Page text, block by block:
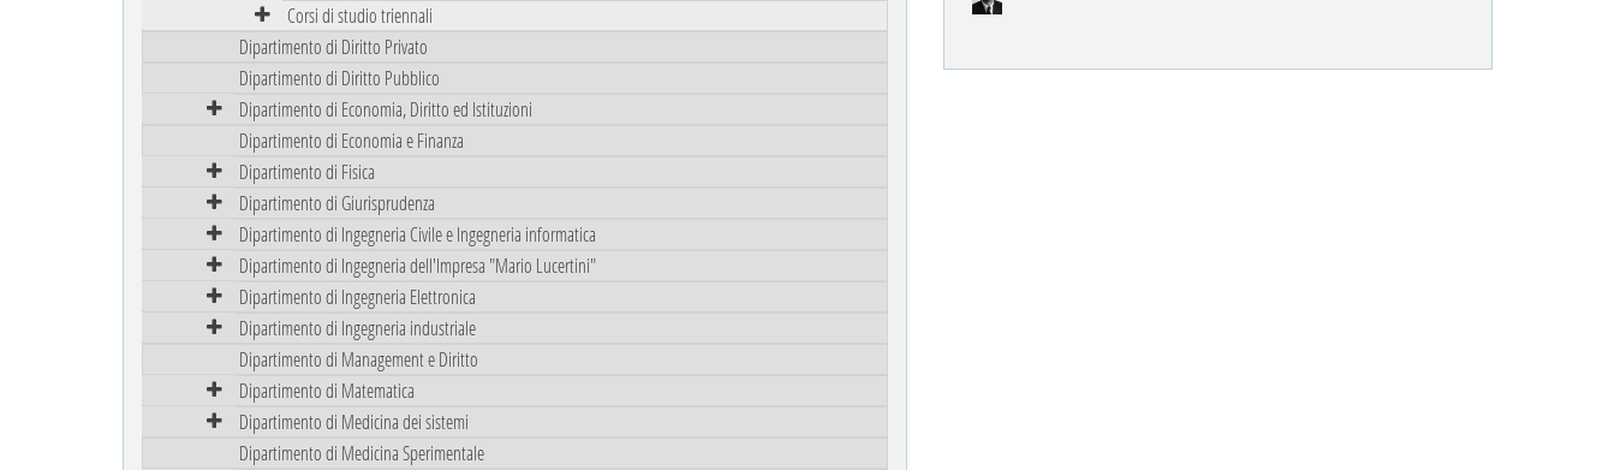
Corsi di studio triennali
Dipartimento di Diritto Privato
Dipartimento di Diritto Pubblico
Dipartimento di Economia, Diritto ed Istituzioni
Dipartimento di Economia e Finanza
Dipartimento di Fisica
Dipartimento di Giurisprudenza
Dipartimento di Ingegneria Civile e Ingegneria informatica
Dipartimento di Ingegneria dell'Impresa "Mario Lucertini"
Dipartimento di Ingegneria Elettronica
Dipartimento di Ingegneria industriale
Dipartimento di Management e Diritto
Dipartimento di Matematica
Dipartimento di Medicina dei sistemi
Dipartimento di Medicina Sperimentale